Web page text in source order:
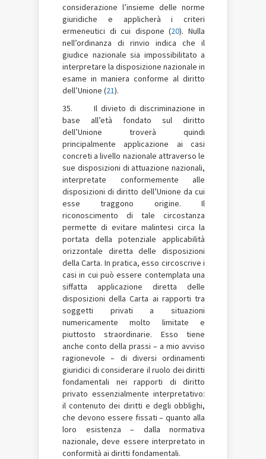
considerazione l’insieme delle norme
giuridiche e applicherà i criteri
ermeneutici di cui dispone (20). Nulla
nell’ordinanza di rinvio indica che il
giudice nazionale sia impossibilitato a
interpretare la disposizione nazionale in
esame in maniera conforme al diritto
dell’Unione (21).
35. Il divieto di discriminazione in
base all’età fondato sul diritto
dell’Unione troverà quindi
principalmente applicazione ai casi
concreti a livello nazionale attraverso le
sue disposizioni di attuazione nazionali,
interpretate conformemente alle
disposizioni di diritto dell’Unione da cui
esse traggono origine. Il
riconoscimento di tale circostanza
permette di evitare malintesi circa la
portata della potenziale applicabilità
orizzontale diretta delle disposizioni
della Carta. In pratica, esso circoscrive i
casi in cui può essere contemplata una
siffatta applicazione diretta delle
disposizioni della Carta ai rapporti tra
soggetti privati a situazioni
numericamente molto limitate e
piuttosto straordinarie. Esso tiene
anche conto della prassi – a mio avviso
ragionevole – di diversi ordinamenti
giuridici di considerare il ruolo dei diritti
fondamentali nei rapporti di diritto
privato essenzialmente interpretativo:
il contenuto dei diritti e degli obblighi,
che devono essere fissati – quanto alla
loro esistenza – dalla normativa
nazionale, deve essere interpretato in
conformità ai diritti fondamentali.